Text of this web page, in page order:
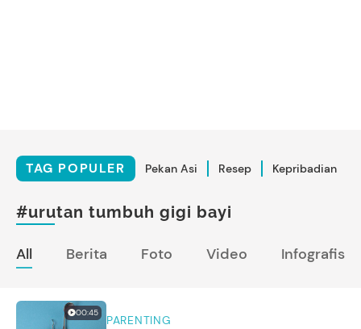
TAG POPULER Pekan Asi Resep Kepribadian
#urutan tumbuh gigi bayi
All Berita Foto Video Infografis
00:45 PARENTING